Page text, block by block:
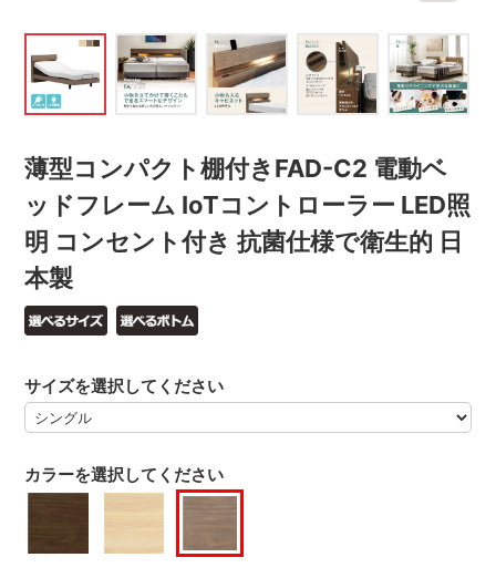
薄型コンパクト棚付きFAD-C2 電動ベ
ッドフレーム IoTコントローラー LED照
明 コンセント付き 抗菌仕様で衛生的 日
本製
カラーを選択してください
サイズを選択してください